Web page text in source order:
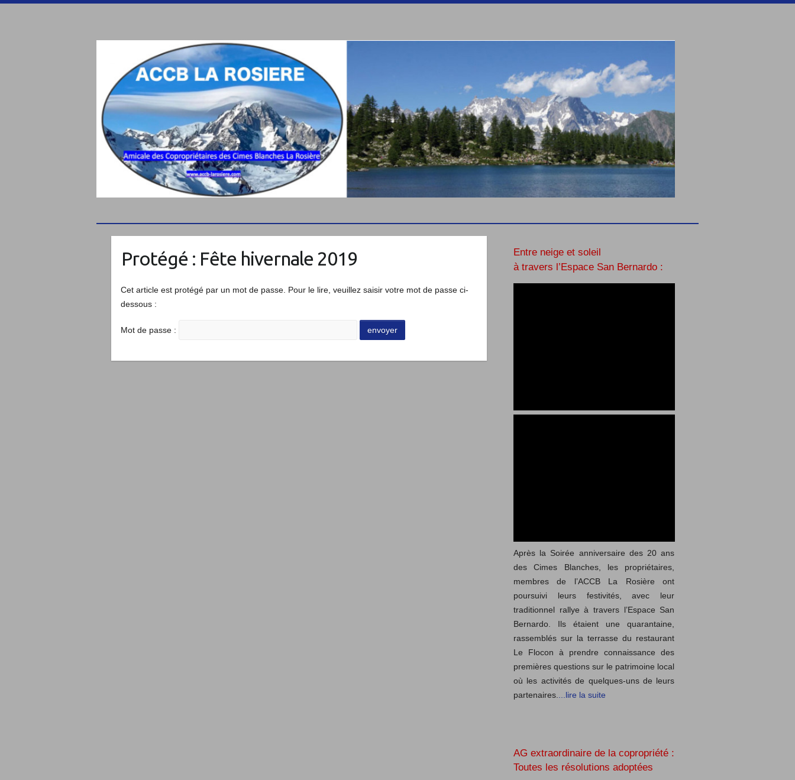
Protégé : Fête hivernale 2019
Cet article est protégé par un mot de passe. Pour le lire, veuillez saisir votre mot de passe ci-
dessous :
Mot de passe :
Entre neige et soleil
à travers l’Espace San Bernardo :
Après la Soirée anniversaire des 20 ans
des Cimes Blanches, les propriétaires,
membres de l’ACCB La Rosière ont
poursuivi leurs festivités, avec leur
traditionnel rallye à travers l’Espace San
Bernardo. Ils étaient une quarantaine,
rassemblés sur la terrasse du restaurant
Le Flocon à prendre connaissance des
premières questions sur le patrimoine local
où les activités de quelques-uns de leurs
partenaires.
...lire la suite
AG extraordinaire de la copropriété :
Toutes les résolutions adoptées